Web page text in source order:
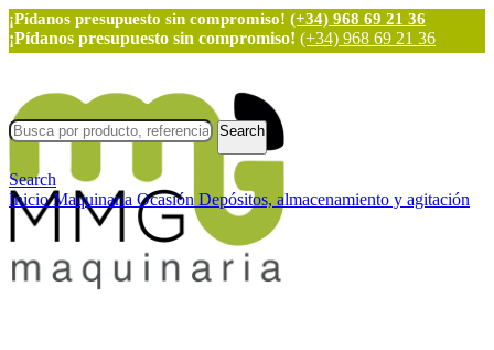
¡Pídanos presupuesto sin compromiso! (+34) 968 69 21 36
¡Pídanos presupuesto sin compromiso! (+34) 968 69 21 36
Search
Search
InicioMaquinaria Ocasión Depósitos, almacenamiento y agitación